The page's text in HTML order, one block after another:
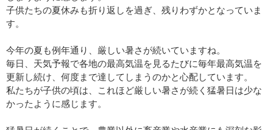
子供たちの夏休みも折り返しを過ぎ、残りわずかとなっていま
す。
今年の夏も例年通り、厳しい暑さが続いていますね。
毎日、天気予報で各地の最高気温を見るたびに毎年最高気温を
更新し続け、何度まで達してしまうのかと心配しています。
私たちが子供の頃は、これほど厳しい暑さが続く猛暑日は少な
かったように感じます。